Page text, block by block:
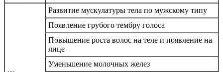
Развитие мускулатуры тела по мужскому типу
Появление грубого тембру голоса
Повышение роста волос на теле и появление на
лице
Уменьшение молочных желез